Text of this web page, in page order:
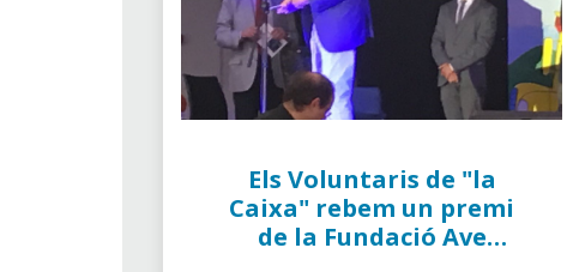
Els Voluntaris de "la
Caixa" rebem un premi
de la Fundació Ave